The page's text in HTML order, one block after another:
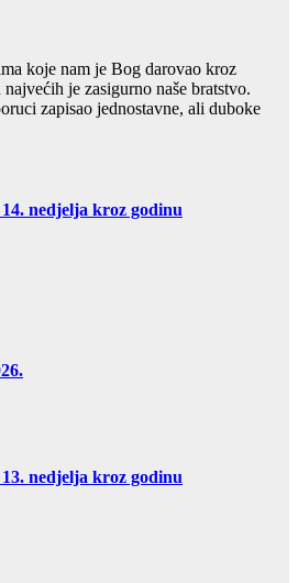
koje nam je Bog darovao kroz
je zasigurno naše bratstvo.
zapisao jednostavne, ali duboke
nedjelja kroz godinu
nedjelja kroz godinu